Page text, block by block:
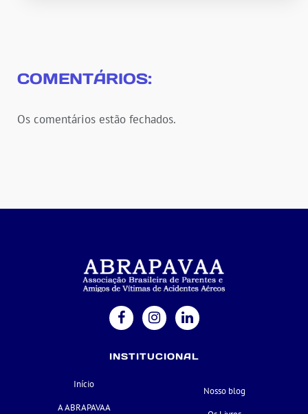
COMENTÁRIOS:
Os comentários estão fechados.
INSTITUCIONAL
Início
A ABRAPAVAA
Nosso blog